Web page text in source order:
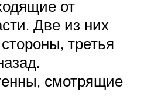
от
Две из них
третья
смотрящие